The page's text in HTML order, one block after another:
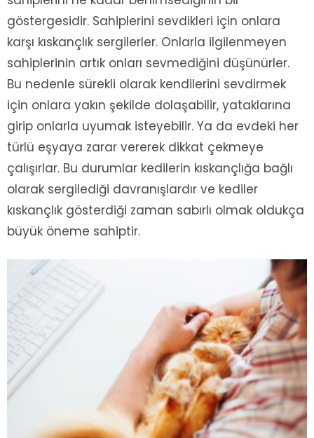
göstergesidir. Sahiplerini sevdikleri için onlara
karşı kıskançlık sergilerler. Onlarla ilgilenmeyen
sahiplerinin artık onları sevmediğini düşünürler.
Bu nedenle sürekli olarak kendilerini sevdirmek
için onlara yakın şekilde dolaşabilir, yataklarına
girip onlarla uyumak isteyebilir. Ya da evdeki her
türlü eşyaya zarar vererek dikkat çekmeye
çalışırlar. Bu durumlar kedilerin kıskançlığa bağlı
olarak sergilediği davranışlardır ve kediler
kıskançlık gösterdiği zaman sabırlı olmak oldukça
büyük öneme sahiptir.